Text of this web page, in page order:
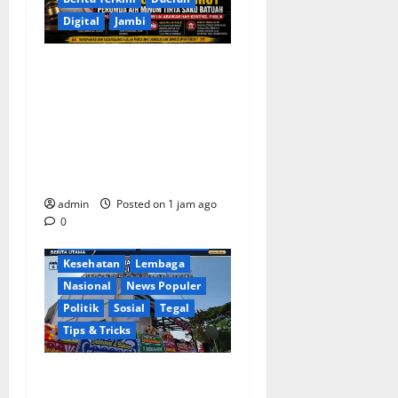
Digital
Jambi
admin
Posted on 1 jam ago
0
Berita Terkini
Business
Daerah
Kesehatan
Lembaga
Nasional
News Populer
Politik
Sosial
Tegal
Tips & Tricks